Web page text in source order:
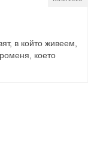
в който живеем,
което